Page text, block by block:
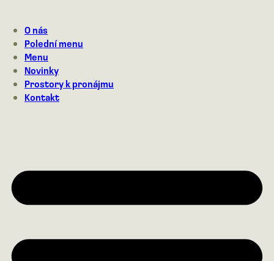
obsahO nás
Polední menu
Menu
Novinky
Prostory k pronájmu
Kontakt